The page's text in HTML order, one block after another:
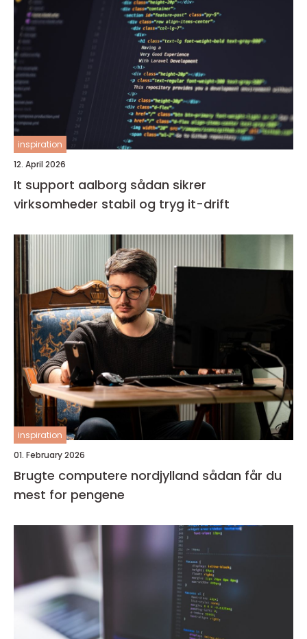
inspiration
12. April 2026
It support aalborg sådan sikrer
virksomheder stabil og tryg it-drift
inspiration
01. February 2026
Brugte computere nordjylland sådan får du
mest for pengene